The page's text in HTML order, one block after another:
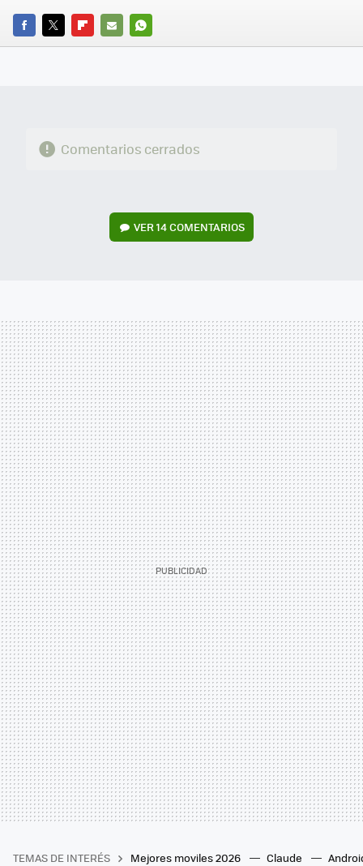
FACEBOOK
TWITTERFLIPBOARD
E-
WHATSAPP
Comentarios cerrados
VER14 COMENTARIOS
TEMAS DE INTERÉS Mejores moviles 2026 Claude